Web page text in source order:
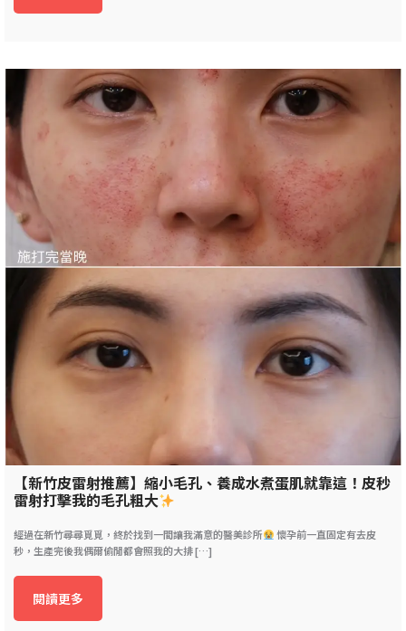
【新竹皮雷射推薦】縮小毛孔、養成水煮蛋肌就靠這！皮秒
雷射打擊我的毛孔粗大
經過在新竹尋尋覓覓，終於找到一間讓我滿意的醫美診所
懷孕前一直固定有去皮
秒，生產完後我偶爾偷閒都會照我的大排 […]
閱讀更多